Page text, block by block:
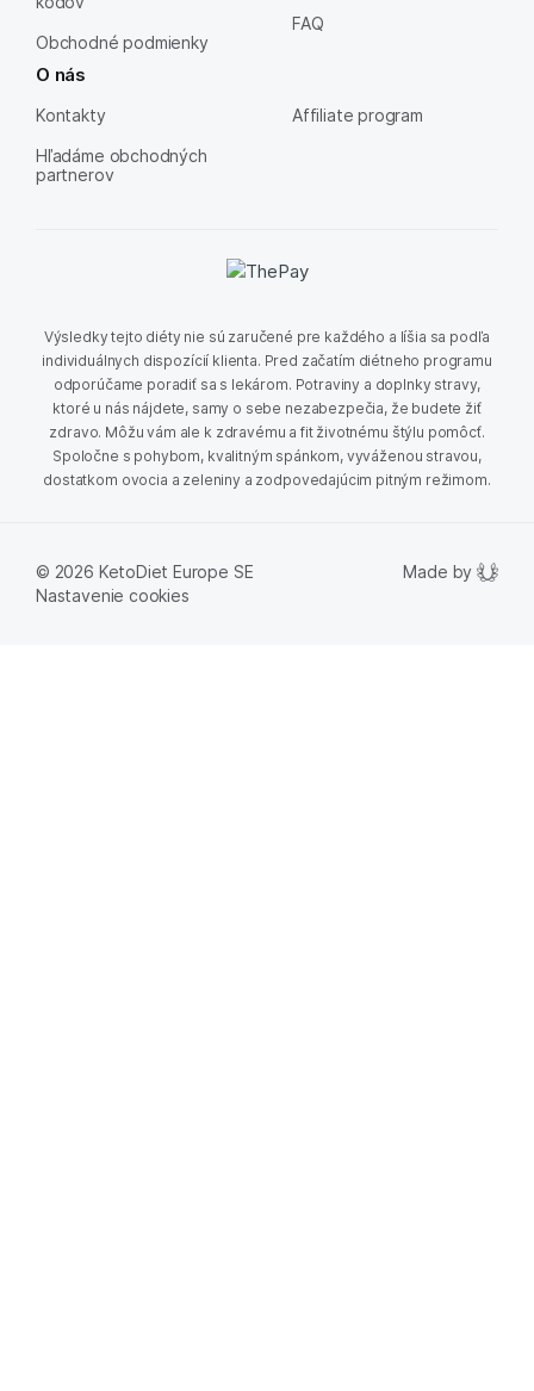
Obchodné podmienky
FAQ
O nás
Kontakty
Hľadáme obchodných
partnerov
Affiliate program
Výsledky tejto diéty nie sú zaručené pre každého a líšia sa podľa
individuálnych dispozícií klienta. Pred začatím diétneho programu
odporúčame poradiť sa s lekárom. Potraviny a doplnky stravy,
ktoré u nás nájdete, samy o sebe nezabezpečia, že budete žiť
zdravo. Môžu vám ale k zdravému a fit životnému štýlu pomôcť.
Spoločne s pohybom, kvalitným spánkom, vyváženou stravou,
dostatkom ovocia a zeleniny a zodpovedajúcim pitným režimom.
© 2026 KetoDiet Europe SE
Nastavenie cookies
Made by